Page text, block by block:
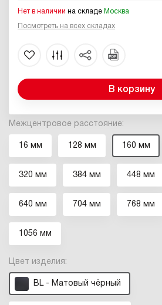
Межцентровое расстояние:
16 мм 128 мм 160 мм
320 мм 384 мм 448 мм
640 мм 704 мм 768 мм
1056 мм
Цвет изделия:
BL - Матовый чёрный
Нет в наличии на складе Москва
Посмотреть на всех складах
В корзину